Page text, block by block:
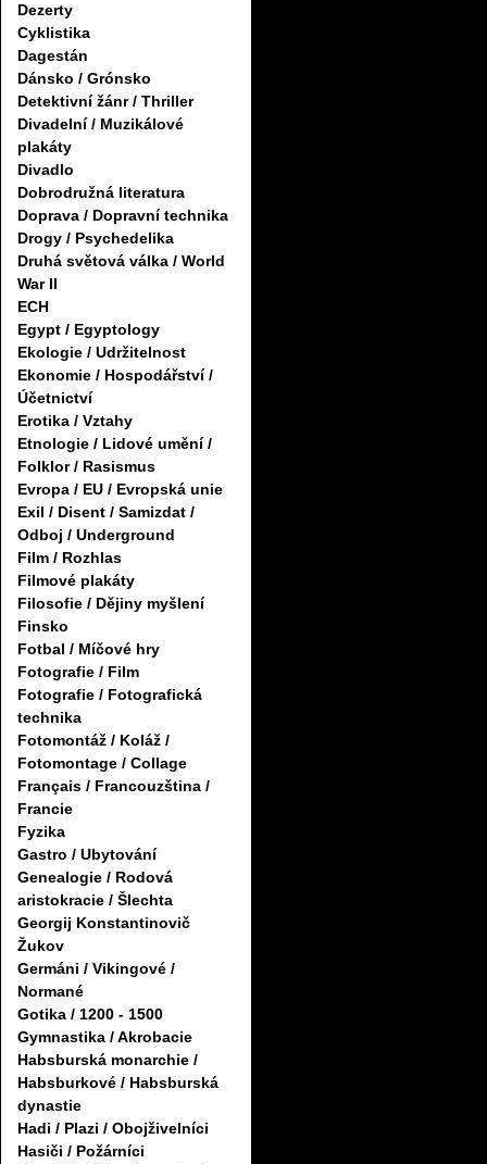
Dezerty
Cyklistika
Dagestán
Dánsko / Grónsko
Detektivní žánr / Thriller
Divadelní / Muzikálové
plakáty
Divadlo
Dobrodružná literatura
Doprava / Dopravní technika
Drogy / Psychedelika
Druhá světová válka / World
War II
ECH
Egypt / Egyptology
Ekologie / Udržitelnost
Ekonomie / Hospodářství /
Účetnictví
Erotika / Vztahy
Etnologie / Lidové umění /
Folklor / Rasismus
Evropa / EU / Evropská unie
Exil / Disent / Samizdat /
Odboj / Underground
Film / Rozhlas
Filmové plakáty
Filosofie / Dějiny myšlení
Finsko
Fotbal / Míčové hry
Fotografie / Film
Fotografie / Fotografická
technika
Fotomontáž / Koláž /
Fotomontage / Collage
Français / Francouzština /
Francie
Fyzika
Gastro / Ubytování
Genealogie / Rodová
aristokracie / Šlechta
Georgij Konstantinovič
Žukov
Germáni / Vikingové /
Normané
Gotika / 1200 - 1500
Gymnastika / Akrobacie
Habsburská monarchie /
Habsburkové / Habsburská
dynastie
Hadi / Plazi / Obojživelníci
Hasiči / Požárníci